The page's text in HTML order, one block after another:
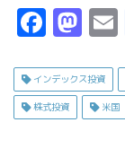
F
c
e
M
s
t
インデックス投資
株式投資 米国